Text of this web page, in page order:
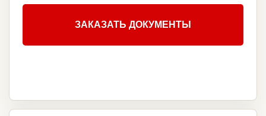
ЗАКАЗАТЬ ДОКУМЕНТЫ